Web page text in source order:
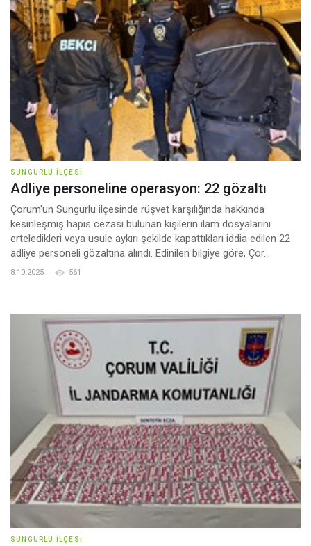
SUNGURLU İLÇESI
Adliye personeline operasyon: 22 gözaltı
Çorum'un Sungurlu ilçesinde rüşvet karşılığında hakkında
kesinleşmiş hapis cezası bulunan kişilerin ilam dosyalarını
erteledikleri veya usule aykırı şekilde kapattıkları iddia edilen 22
adliye personeli gözaltına alındı. Edinilen bilgiye göre, Çor...
8.10.2025 561
SUNGURLU İLÇESI